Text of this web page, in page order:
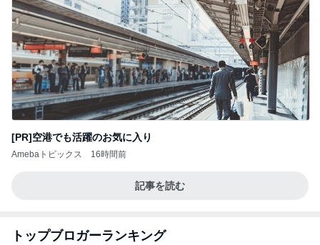
[PR]空港でも活躍のお気に入り
Amebaトピックス 16時間前
記事を読む
トップブロガーランキング